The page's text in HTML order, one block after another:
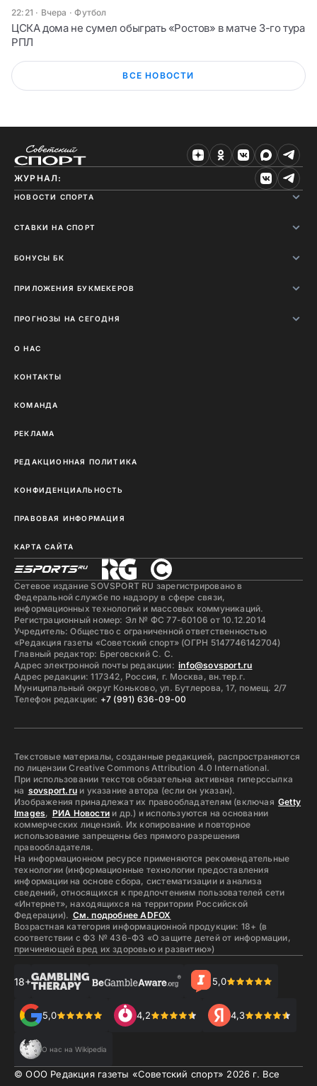
22:21 · Вчера ·Футбол
ЦСКА дома не сумел обыграть «Ростов» в матче 3-го тура
РПЛ
ВСЕ НОВОСТИ
ЖУРНАЛ:
НОВОСТИ СПОРТА
СТАВКИ НА СПОРТ
БОНУСЫ БК
ПРИЛОЖЕНИЯ БУКМЕКЕРОВ
ПРОГНОЗЫ НА СЕГОДНЯ
О НАС
КОНТАКТЫ
КОМАНДА
РЕКЛАМА
РЕДАКЦИОННАЯ ПОЛИТИКА
КОНФИДЕНЦИАЛЬНОСТЬ
ПРАВОВАЯ ИНФОРМАЦИЯ
КАРТА САЙТА
Сетевое издание SOVSPORT RU зарегистрировано в
Федеральной службе по надзору в сфере связи,
информационных технологий и массовых коммуникаций.
Регистрационный номер: Эл № ФС 77-60106 от 10.12.2014
Учредитель: Общество с ограниченной ответственностью
«Редакция газеты «Советский спорт» (ОГРН 5147746142704)
Главный редактор: Бреговский С. С.
Адрес электронной почты редакции: info@sovsport.ru
Адрес редакции: 117342, Россия, г. Москва, вн.тер.г.
Муниципальный округ Коньково, ул. Бутлерова, 17, помещ. 2/7
Телефон редакции: +7 (991) 636-09-00
Текстовые материалы, созданные редакцией, распространяются
по лицензии Creative Commons Attribution 4.0 International.
При использовании текстов обязательна активная гиперссылка
на sovsport.ruи указание автора (если он указан).
Изображения принадлежат их правообладателям (включая Getty
Images, РИА Новости и др.) и используются на основании
коммерческих лицензий. Их копирование и повторное
использование запрещены без прямого разрешения
правообладателя.
На информационном ресурсе применяются рекомендательные
технологии (информационные технологии предоставления
информации на основе сбора, систематизации и анализа
сведений, относящихся к предпочтениям пользователей сети
«Интернет», находящихся на территории Российской
Федерации). См. подробнее ADFOX
Возрастная категория информационной продукции: 18+ (в
соответствии с ФЗ № 436-ФЗ «О защите детей от информации,
причиняющей вред их здоровью и развитию»)
18+ 5,0
5,0 4,2 4,3
О нас на Wikipedia
© ООО Редакция газеты «Советский спорт» 2026 г. Все